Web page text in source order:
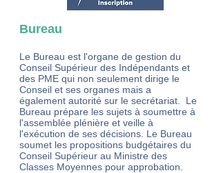
Bureau
Le Bureau est l'organe de gestion du
Conseil Supérieur des Indépendants et
des PME qui non seulement dirige le
Conseil et ses organes mais a
également autorité sur le secrétariat. Le
Bureau prépare les sujets à soumettre à
l'assemblée plénière et veille à
l'exécution de ses décisions. Le Bureau
soumet les propositions budgétaires du
Conseil Supérieur au Ministre des
Classes Moyennes pour approbation.